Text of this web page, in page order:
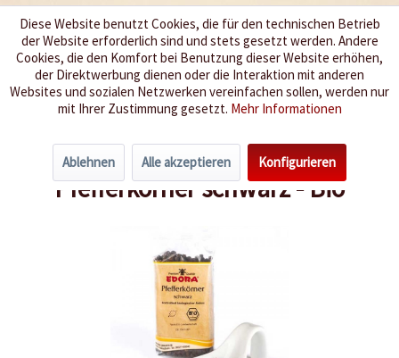
Wir würzen Ihr Leben
Menü
Übersicht Salz und Pfeffer
Pfefferkörner schwarz - Bio
Diese Website benutzt Cookies, die für den technischen Betrieb
der Website erforderlich sind und stets gesetzt werden. Andere
Cookies, die den Komfort bei Benutzung dieser Website erhöhen,
der Direktwerbung dienen oder die Interaktion mit anderen
Websites und sozialen Netzwerken vereinfachen sollen, werden nur
mit Ihrer Zustimmung gesetzt. Mehr Informationen
Ablehnen Alle akzeptieren Konfigurieren